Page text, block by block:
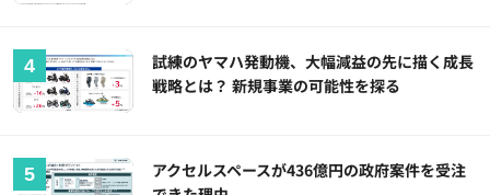
試練のヤマハ発動機、大幅減益の先に描く成長
戦略とは？ 新規事業の可能性を探る
アクセルスペースが436億円の政府案件を受注